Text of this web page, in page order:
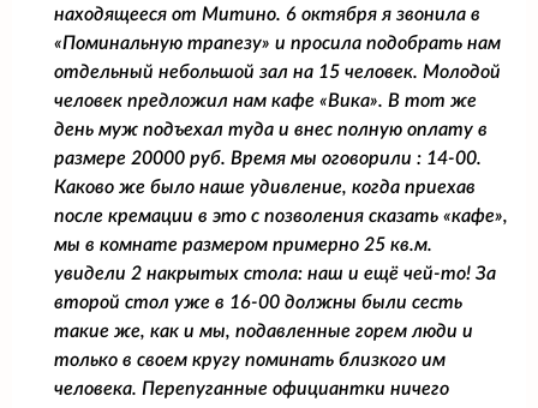
находящееся от Митино. 6 октября я звонила в
«Поминальную трапезу» и просила подобрать нам
отдельный небольшой зал на 15 человек. Молодой
человек предложил нам кафе «Вика». В тот же
день муж подъехал туда и внес полную оплату в
размере 20000 руб. Время мы оговорили : 14-00.
Каково же было наше удивление, когда приехав
после кремации в это с позволения сказать «кафе»,
мы в комнате размером примерно 25 кв.м.
увидели 2 накрытых стола: наш и ещё чей-то! За
второй стол уже в 16-00 должны были сесть
такие же, как и мы, подавленные горем люди и
только в своем кругу поминать близкого им
человека. Перепуганные официантки ничего